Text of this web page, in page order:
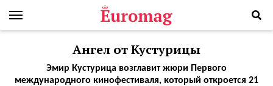
Ангел от Кустурицы
Эмир Кустурица возглавит жюри Первого
международного кинофестиваля, который откроется 21